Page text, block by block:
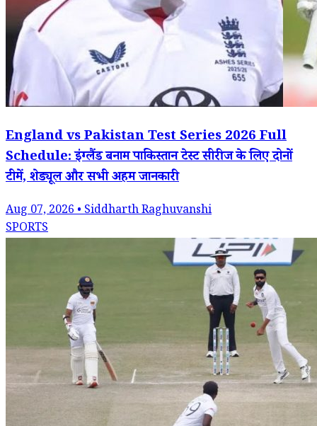
England vs Pakistan Test Series 2026 Full
Schedule: इंग्लैंड बनाम पाकिस्तान टेस्ट सीरीज के लिए दोनों
टीमें, शेड्यूल और सभी अहम जानकारी
Aug 07, 2026 • Siddharth Raghuvanshi
SPORTS